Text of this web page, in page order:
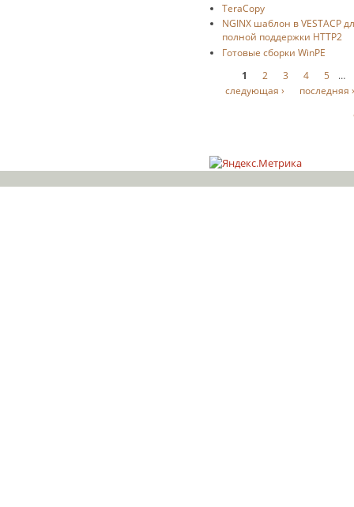
TeraCopy
NGINX шаблон в VESTACP
полной поддержки HTTP2
Готовые сборки WinPE
Страницы
1 2 3 4 5
…
следующая ›
последняя